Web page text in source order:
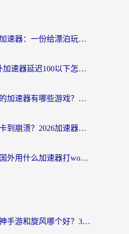
海外玩失落城堡加速器：一份给漂泊玩家的网络自救指南
新大话西游2国外加速器延迟100以下怎么办？海外党实测有效的低延迟指南
国外打古今江湖的加速器有哪些游戏？一个海外玩家的终极选择指南
海外玩国服游戏卡到崩溃？2026加速器免费推荐+实用指南（亲测有效）
身在海外，究竟国外用什么加速器打wow好？
海外党必看：雷神手游和旋风哪个好？3分钟选对回国加速器，无缝刷国内剧玩游戏